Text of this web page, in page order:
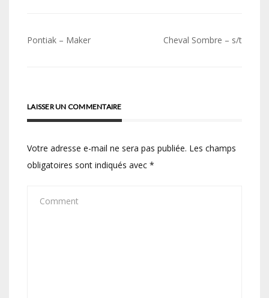
Navigation
Pontiak – Maker Cheval Sombre – s/t
LAISSER UN COMMENTAIRE
Votre adresse e-mail ne sera pas publiée. Les champs
obligatoires sont indiqués avec *